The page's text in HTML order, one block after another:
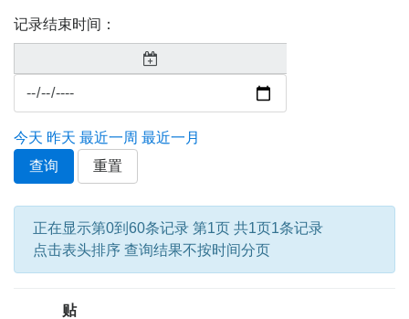
记录结束时间：
今天 昨天 最近一周 最近一月
查询
重置
正在显示第0到60条记录 第1页 共1页1条记录
点击表头排序 查询结果不按时间分页
贴